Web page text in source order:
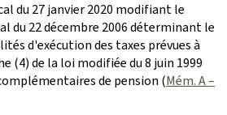
du 27 janvier 2020 modifiant le
du 22 décembre 2006 déterminant le
d'exécution des taxes prévues à
(4) de la loi modifiée du 8 juin 1999
de pension (Mém. A –